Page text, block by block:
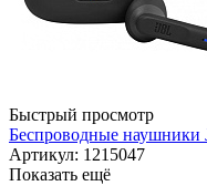
Быстрый просмотр
Беспроводные наушники
Артикул: 1215047
Показать ещё